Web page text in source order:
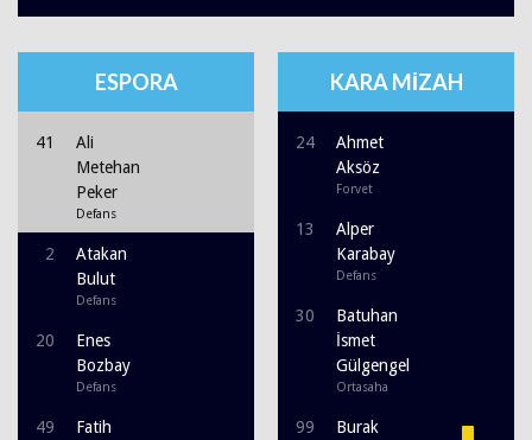
ESPORA
41
Ali
Metehan
Peker
Defans
2
Atakan
Bulut
Defans
20
Enes
Bozbay
Defans
49
Fatih
KARA MİZAH
24
Ahmet
Aksöz
Forvet
13
Alper
Karabay
Defans
30
Batuhan
İsmet
Gülgengel
Ortasaha
99
Burak